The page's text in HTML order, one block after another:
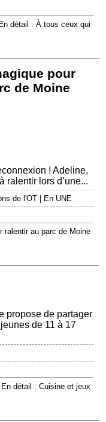
détail : À tous ceux qui
pour
de Moine
! Adeline,
ralentir lors d’une...
de l'OT
En UNE
ralentir au parc de Moine
propose de partager
de 11 à 17
En détail : Cuisine et jeux